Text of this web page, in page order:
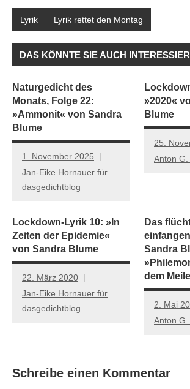
Lyrik Lyrik rettet den Montag
DAS KÖNNTE SIE AUCH
Naturgedicht des
Monats, Folge 22:
»Ammonit« von Sandra
Blume
1. November 2025
Jan-Eike Hornauer für
dasgedichtblog
»2020«
Blume
25.
Anton
Lockdown-Lyrik 10: »In
Zeiten der Epidemie«
von Sandra Blume
22. März 2020
Jan-Eike Hornauer für
dasgedichtblog
Das
Sandra
dem
2. Mai
Anton
Schreibe einen Kommentar